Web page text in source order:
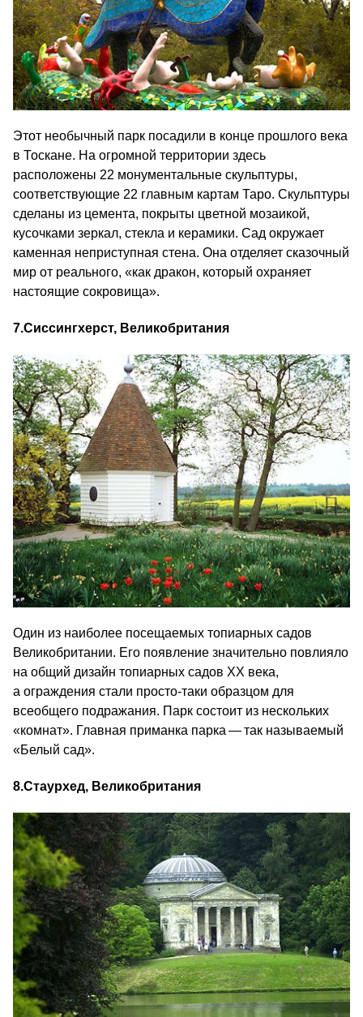
Этот необычный парк посадили в конце прошлого века
в Тоскане. На огромной территории здесь
расположены 22 монументальные скульптуры,
соответствующие 22 главным картам Таро. Скульптуры
сделаны из цемента, покрыты цветной мозаикой,
кусочками зеркал, стекла и керамики. Сад окружает
каменная неприступная стена. Она отделяет сказочный
мир от реального, «как дракон, который охраняет
настоящие сокровища».
7.Сиссингхерст, Великобритания
Один из наиболее посещаемых топиарных садов
Великобритании. Его появление значительно повлияло
на общий дизайн топиарных садов ХХ века,
а ограждения стали просто-таки образцом для
всеобщего подражания. Парк состоит из нескольких
«комнат». Главная приманка парка — так называемый
«Белый сад».
8.Стаурхед, Великобритания